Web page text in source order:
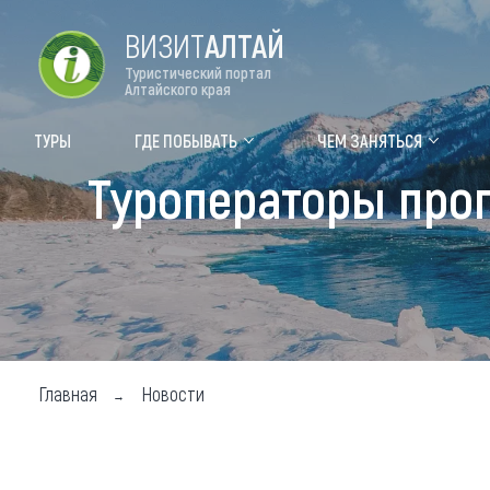
Туры Где
ВИЗИТАЛТАЙ
Туристический портал
Алтайского края
ТУРЫ ГДЕ ПОБЫВАТЬ ЧЕМ ЗАНЯТЬСЯ
Туроператоры
Главная Новости